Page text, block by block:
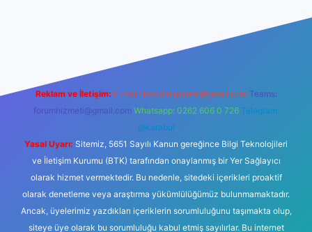
m elexbet
Reklam ve İletişim: E-mail: backlinkpaneli@gmail.com Teams:
forumhizmeti@gmail.com Whatsapp: 0262 606 0 726 Telegram:
@karabul
Yasal Uyarı: Sitemiz, 5651 Sayılı Kanun gereğince Bilgi Teknolojileri
ve İletişim Kurumu (BTK) tarafından onaylanmış bir Yer Sağlayıcı
olarak hizmet vermektedir. Bu nedenle, sitedeki içerikleri proaktif
olarak denetleme veya araştırma yükümlülüğümüz bulunmamaktadır.
Ancak, üyelerimiz yazdıkları içeriklerin sorumluluğunu taşımakta olup,
siteye üye olarak bu sorumluluğu kabul etmiş sayılırlar. Bu internet